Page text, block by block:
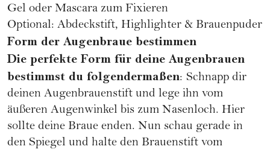
Gel oder Mascara zum Fixieren
Optional: Abdeckstift, Highlighter & Brauenpuder
Form der Augenbraue bestimmen
Die perfekte Form für deine Augenbrauen
bestimmst du folgendermaßen: Schnapp dir
deinen Augenbrauenstift und lege ihn vom
äußeren Augenwinkel bis zum Nasenloch. Hier
sollte deine Braue enden. Nun schau gerade in
den Spiegel und halte den Brauenstift vom